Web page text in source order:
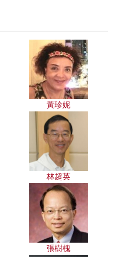
黃珍妮
林超英
張樹槐